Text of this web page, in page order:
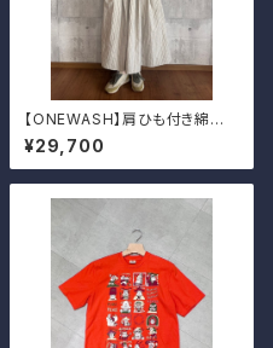
【ONEWASH】肩ひも付き綿麻
ギャザースカート
¥29,700